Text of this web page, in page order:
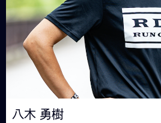
八木 勇樹